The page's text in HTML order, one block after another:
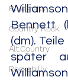
Bluegrass
Country Rock
Alt.Country
Rockabilly
Bennett
(dm).
später